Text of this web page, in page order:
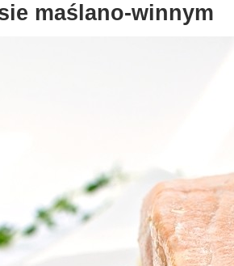
maślano-winnym